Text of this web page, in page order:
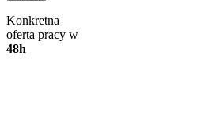
Konkretna
oferta pracy w
48h